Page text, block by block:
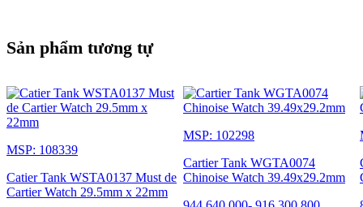
Sản phẩm tương tự
MSP: 108339
Catier Tank WSTA0137 Must de
Cartier Watch 29.5mm x 22mm
MSP: 102298
Cartier Tank WGTA0074
Chinoise Watch 39.49x29.2mm